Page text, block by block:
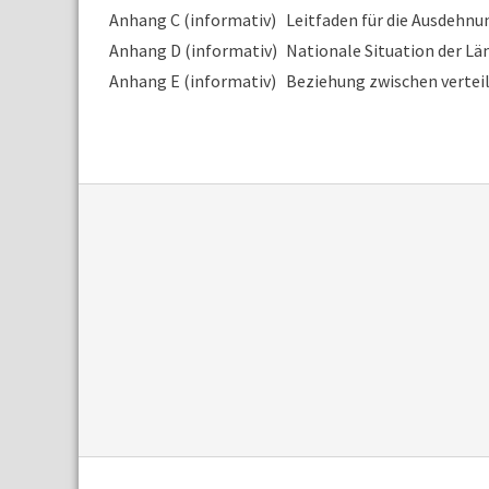
Anhang C (informativ) Leitfaden für die
Anhang D (informativ) Nationale Situation der
Anhang E (informativ) Beziehung zwischen